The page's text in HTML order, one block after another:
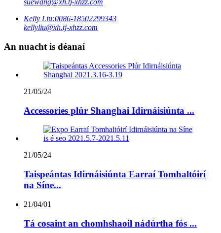
suewang@xh.tj-xhzz.com
Kelly Liu:0086-18502299343
kellyliu@xh.tj-xhzz.com
An nuacht is déanaí
21/05/24
Accessories plúr Shanghai Idirnáisiúnta ...
21/05/24
Taispeántas Idirnáisiúnta Earraí Tomhaltóirí
na Síne...
21/04/01
Tá cosaint an chomhshaoil ​​nádúrtha fós ...